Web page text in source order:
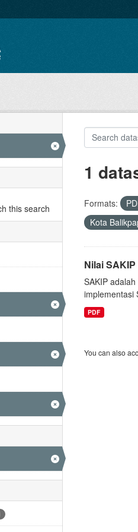
this search
1
Formats:
Kota
Nilai
SAKIP
implementasi
PDF
You can also